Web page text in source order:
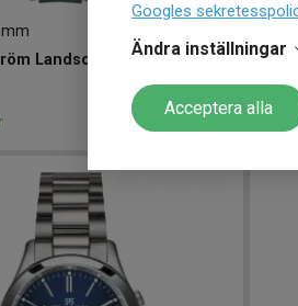
Googles
Ändra inställningar
Acceptera alla
Landsort 459m 42,5mm
41